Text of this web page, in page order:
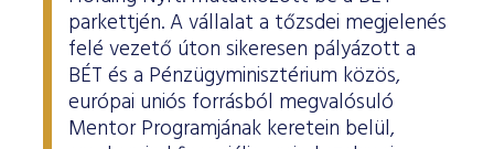
parkettjén. A vállalat a tőzsdei megjelenés
felé vezető úton sikeresen pályázott a
BÉT és a Pénzügyminisztérium közös,
európai uniós forrásból megvalósuló
Mentor Programjának keretein belül,